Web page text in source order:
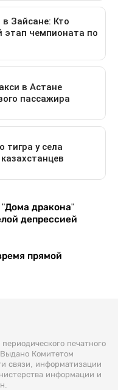
"Дома дракона"
депрессией
прямой
печатного
Комитетом
связи, информатизации
информации и